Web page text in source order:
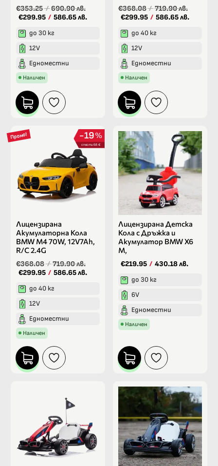
€353.25/690.90 лв.
€299.95 / 586.65 лв.
до 30 кг
12V
Едноместни
Наличен
€368.08/719.90 лв.
€299.95 / 586.65 лв.
до 40 кг
12V
Едноместни
Наличен
Промо! %
19
спести 68 €
Лицензирана
Акумулаторна Кола
BMW M4 70W, 12V7Ah,
R/C 2.4G
€368.08/719.90 лв.
€299.95 / 586.65 лв.
до 40 кг
12V
Едноместни
Наличен
Лицензирана Детска
Кола с Дръжка и
Акумулатор BMW X6
M,
€219.95 / 430.18 лв.
до 30 кг
6V
Едноместни
Наличен